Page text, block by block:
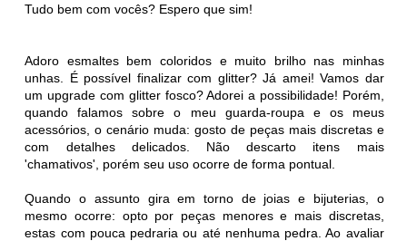
Tudo bem com vocês? Espero que sim!
Adoro esmaltes bem coloridos e muito brilho nas minhas
unhas. É possível finalizar com glitter? Já amei! Vamos dar
um upgrade com glitter fosco? Adorei a possibilidade! Porém,
quando falamos sobre o meu guarda-roupa e os meus
acessórios, o cenário muda: gosto de peças mais discretas e
com detalhes delicados. Não descarto itens mais
'chamativos', porém seu uso ocorre de forma pontual.
Quando o assunto gira em torno de joias e bijuterias, o
mesmo ocorre: opto por peças menores e mais discretas,
estas com pouca pedraria ou até nenhuma pedra. Ao avaliar